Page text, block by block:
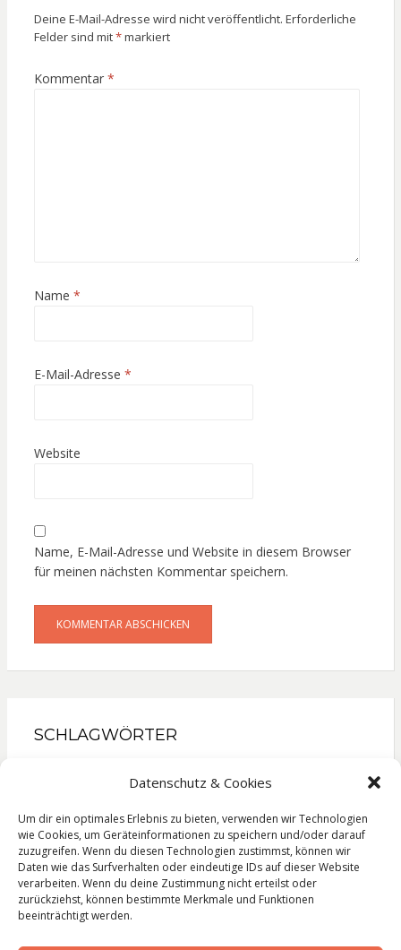
Datenschutz & Cookies
Um dir ein optimales Erlebnis zu bieten, verwenden wir Technologien
wie Cookies, um Geräteinformationen zu speichern und/oder darauf
zuzugreifen. Wenn du diesen Technologien zustimmst, können wir
Daten wie das Surfverhalten oder eindeutige IDs auf dieser Website
verarbeiten. Wenn du deine Zustimmung nicht erteilst oder
zurückziehst, können bestimmte Merkmale und Funktionen
beeinträchtigt werden.
Deine E-Mail-Adresse wird nicht veröffentlicht. Erforderliche
Felder sind mit*markiert
Kommentar *
Name *
E-Mail-Adresse *
Website
Name, E-Mail-Adresse und Website in diesem Browser
für meinen nächsten Kommentar speichern.
SCHLAGWÖRTER
Gesellschaftsroman Kinderbuch
Kochbuch
Roman
Sachbuch Thriller
Impressum
Datenschutzerklärung